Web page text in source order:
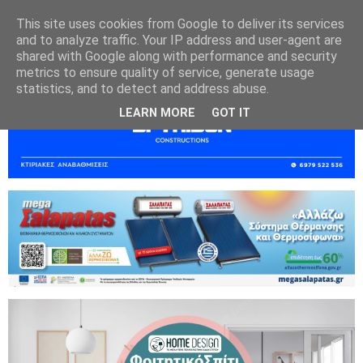
This site uses cookies from Google to deliver its services
and to analyze traffic. Your IP address and user-agent are
shared with Google along with performance and security
metrics to ensure quality of service, generate usage
statistics, and to detect and address abuse.
LEARN MORE GOT IT